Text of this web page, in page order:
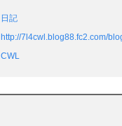
日記
http://7l4cwl.blog88.fc2.com/
CWL